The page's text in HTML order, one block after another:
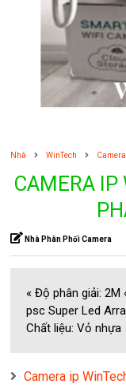
Nhà WinTech
CAMERA
Nhà Phân Phối Camera
« Độ phân giải: 2M
psc Super Led
Chất liệu: Vỏ nhựa
Camera ip